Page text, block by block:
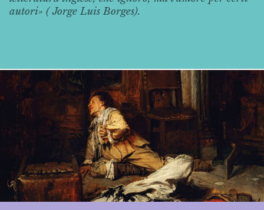
autori» ( Jorge Luis Borges).